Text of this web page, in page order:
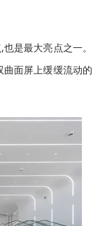
是最大亮点之一。
面屏上缓缓流动的